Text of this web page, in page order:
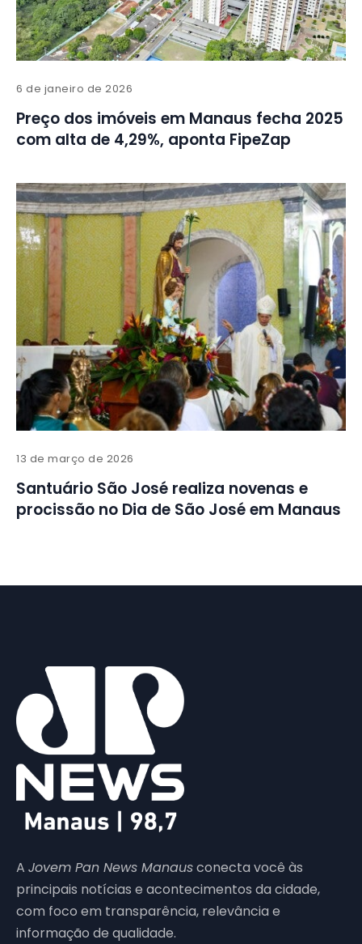
6 de janeiro de 2026
Preço dos imóveis em Manaus fecha 2025
com alta de 4,29%, aponta FipeZap
13 de março de 2026
Santuário São José realiza novenas e
procissão no Dia de São José em Manaus
A Jovem Pan News Manausconecta você às
principais notícias e acontecimentos da cidade,
com foco em transparência, relevância e
informação de qualidade.